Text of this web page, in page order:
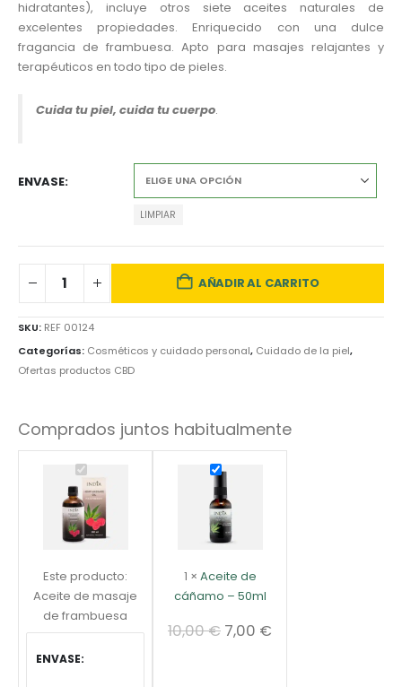
hidratantes), incluye otros siete aceites naturales de
excelentes propiedades. Enriquecido con una dulce
fragancia de frambuesa. Apto para masajes relajantes y
terapéuticos en todo tipo de pieles.
Cuida tu piel, cuida tu cuerpo.
ENVASE
LIMPIAR
AÑADIR AL CARRITO
SKU: REF 00124
Categorías: Cosméticos y cuidado personal, Cuidado de la piel,
Ofertas productos CBD
Comprados juntos habitualmente
Este producto:
Aceite de masaje
de frambuesa
ENVASE
1 × Aceite de
cáñamo – 50ml
10,00€ 7,00 €